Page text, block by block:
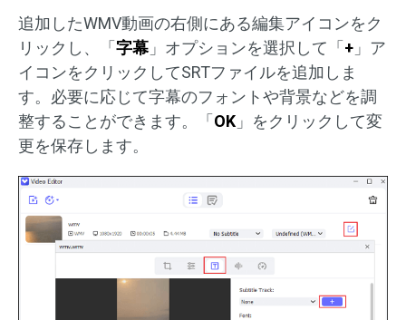
追加したWMV動画の右側にある編集アイコンをク
リックし、「 字幕」オプションを選択して「 + 」ア
イコンをクリックしてSRTファイルを追加しま
す。必要に応じて字幕のフォントや背景などを調
整することができます。「 OK 」をクリックして変
更を保存します。